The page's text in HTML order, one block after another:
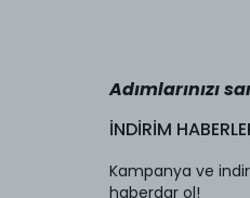
Adımlarınızı
İNDİRİM
Kampanya ve
haberdar ol!